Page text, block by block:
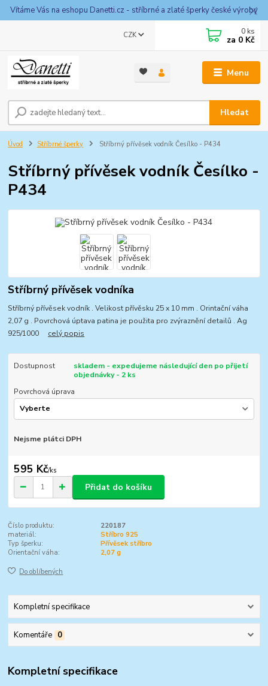
Vítáme Vás na eshopu Danetti.cz - stříbrné a zlaté šperky české výroby
Menu
CZK
Hledat
0 ks
za 0 Kč
Úvod Stříbrné šperky Stříbrný přívěsek vodník Česílko - P434
Stříbrný přívěsek vodník Česílko -
P434
Stříbrný přívěsek vodníka
Stříbrný přívěsek vodník . Velikost přívěsku 25 x 10 mm . Orintační váha
2,07 g . Povrchová úptava patina je použita pro zvýraznění detailů . Ag
925/1000 celý popis
Dostupnost
skladem - expedujeme následující den po přijetí
objednávky - 2 ks
Povrchová úprava
Nejsme plátci DPH
595 Kč/ks
Přidat do košíku
Číslo produktu:
220187
materiál:
Stříbro 925
Typ šperku:
Přívěsek stříbro
Orientační váha:
2,07 g
Do oblíbených
Kompletní specifikace
Komentáře 0
Kompletní specifikace